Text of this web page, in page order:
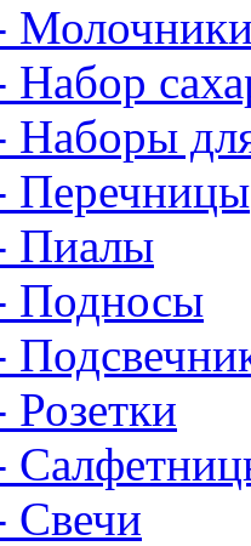
Молочники
Набор
Наборы
Перечницы
Пиалы
Подносы
Розетки
Свечи